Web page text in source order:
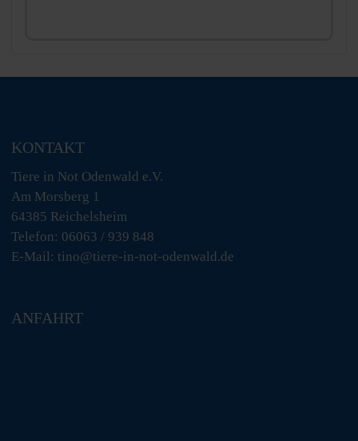
KONTAKT
Tiere in Not Odenwald e.V.
Am Morsberg 1
64385 Reichelsheim
Telefon: 06063 / 939 848
E-Mail: tino@tiere-in-not-odenwald.de
ANFAHRT